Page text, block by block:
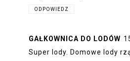
ODPOWIEDZ
GAŁKOWNICA DO LODÓW
Super lody. Domowe lody